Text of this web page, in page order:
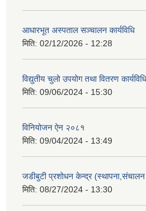
आधारभूत अस्पताल सञ्चालन कार्यविधि
मिति: 02/12/2026 - 12:28
विद्युतीय चुलो उपयोग तथा वितरण
मिति: 09/06/2024 - 15:30
विनियोजन ऐन २०८१
मिति: 09/04/2024 - 13:49
जडीबुटी प्रशोधन केन्द्र
मिति: 08/27/2024 - 13:30